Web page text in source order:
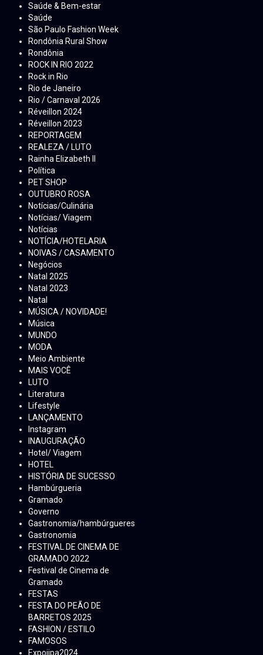
Saúde & Bem-estar
Saúde
São Paulo Fashion Week
Rondônia Rural Show
Rondônia
ROCK IN RIO 2022
Rock in Rio
Rio de Janeiro
Rio / Carnaval 2026
Réveillon 2024
Réveillon 2023
REPORTAGEM
REALEZA / LUTO
Rainha Elizabeth ll
Política
PET SHOP
OUTUBRO ROSA
Notícias/Culinária
Notícias/ Viagem
Notícias
NOTÍCIA/HOTELARIA
NOIVAS / CASAMENTO
Negócios
Natal 2025
Natal 2023
Natal
MÚSICA / NOVIDADE!
Música
MUNDO
MODA
Meio Ambiente
MAIS VOCÊ
LUTO
Literatura
Lifestyle
LANÇAMENTO
Instagram
INAUGURAÇÃO
Hotel/ Viagem
HOTEL
HISTÓRIA DE SUCESSO
Hambúrgueria
Gramado
Governo
Gastronomia/hambúrgueres
Gastronomia
FESTIVAL DE CINEMA DE
GRAMADO 2022
Festival de Cinema de
Gramado
FESTAS
FESTA DO PEÃO DE
BARRETOS 2025
FASHION / ESTILO
FAMOSOS
Expojipa2024